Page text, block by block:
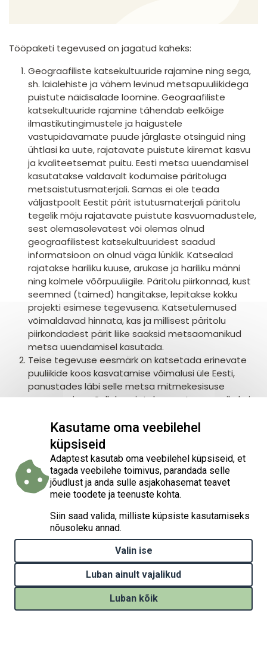
Tööpaketi tegevused on jagatud kaheks:
Geograafiliste katsekultuuride rajamine ning sega,
sh. laialehiste ja vähem levinud metsapuuliikidega
puistute näidisalade loomine. Geograafiliste
katsekultuuride rajamine tähendab eelkõige
ilmastikutingimustele ja haigustele
vastupidavamate puude järglaste otsinguid ning
ühtlasi ka uute, rajatavate puistute kiiremat kasvu
ja kvaliteetsemat puitu. Eesti metsa uuendamisel
kasutatakse valdavalt kodumaise päritoluga
metsaistutusmaterjali. Samas ei ole teada
väljastpoolt Eestit pärit istutusmaterjali päritolu
tegelik mõju rajatavate puistute kasvuomadustele,
sest olemasolevatest või olemas olnud
geograafilistest katsekultuuridest saadud
informatsioon on olnud väga lünklik. Katsealad
rajatakse hariliku kuuse, arukase ja hariliku männi
ning kolmele võõrpuuliigile. Päritolu piirkonnad, kust
seemned (taimed) hangitakse, lepitakse kokku
projekti esimese tegevusena. Katsetulemused
võimaldavad hinnata, kas ja millisest päritolu
piirkondadest pärit liike saaksid metsaomanikud
metsa uuendamisel kasutada.
Teise tegevuse eesmärk on katsetada erinevate
puuliikide koos kasvatamise võimalusi üle Eesti,
panustades läbi selle metsa mitmekesisuse
suurenemisse. Selleks rajatakse metsaomanikele ja
milliseid puuliike ja nende erinevaid kombinatsioone
oleks majanduslikult mõttekas tulevikus kultiveerida,
arvestades kliimamuutustega kaasnevat. Lisaks
koostatakse metsaomanikele praktilised
juhendmaterjalid.
Kodulehe loomist on rahastatud projektist „Kliimamuutustega
Kasutame oma veebilehel
küpsiseid
Adaptest kasutab oma veebilehel küpsiseid, et
tagada veebilehe toimivus, parandada selle
jõudlust ja anda sulle asjakohasemat teavet
meie toodete ja teenuste kohta.
Siin saad valida, milliste küpsiste kasutamiseks
nõusoleku annad.
Withdraw consent
Valin ise
Luban ainult vajalikud
Luban kõik